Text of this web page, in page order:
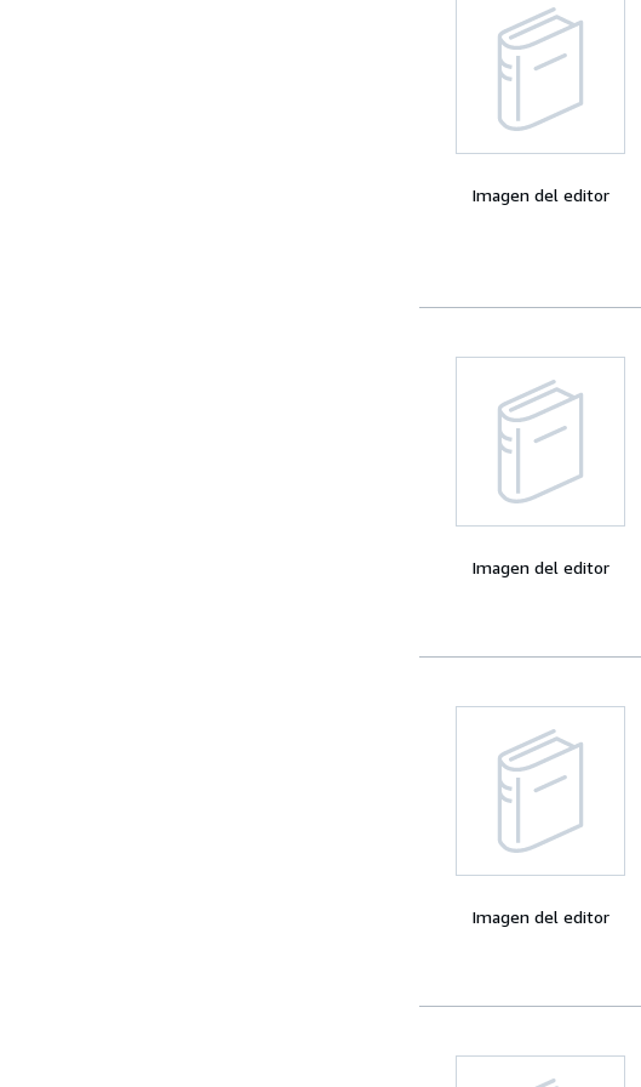
Imagen del editor
Imagen del editor
Imagen del editor